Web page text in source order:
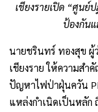
เชียงรายเปิด “ศูนย์
ป้องกัน
นายชรินทร์ ทองสุข ผู้ว่
เชียงราย ให้ความสำ
ปัญหาไฟป่าฝุ่นควัน
แหล่งกำเนิดเป็นหลัก